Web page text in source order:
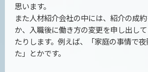
思います。
また人材紹介会社の中には、紹介の成
か、入職後に働き方の変更を申し出し
たりします。例えば、「家庭の事情で
た」とかです。